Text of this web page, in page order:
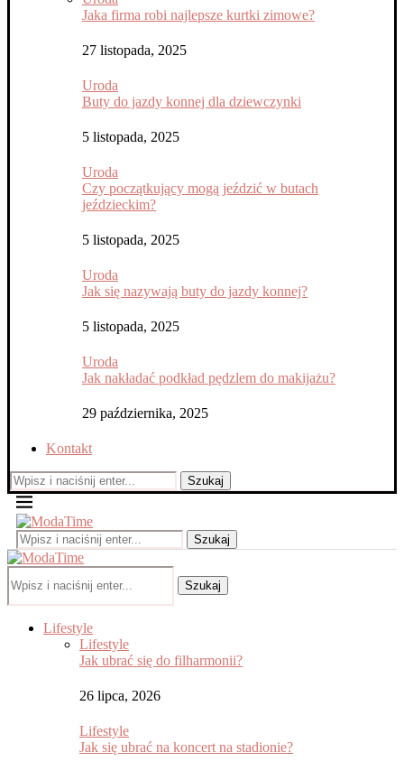
Jaka firma robi najlepsze kurtki zimowe?
27 listopada, 2025
Uroda
Buty do jazdy konnej dla dziewczynki
5 listopada, 2025
Uroda
Czy początkujący mogą jeździć w butach
jeździeckim?
5 listopada, 2025
Uroda
Jak się nazywają buty do jazdy konnej?
5 listopada, 2025
Uroda
Jak nakładać podkład pędzlem do makijażu?
29 października, 2025
Kontakt
Szukaj
Szukaj
Szukaj
Lifestyle
Lifestyle
Jak ubrać się do filharmonii?
26 lipca, 2026
Lifestyle
Jak się ubrać na koncert na stadionie?